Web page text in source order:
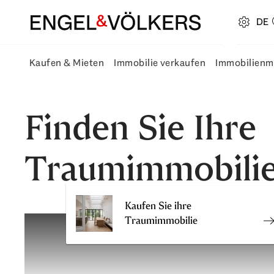
open navigation
Kaufen & Mieten Kaufen & Mieten Untermenü Fly-Out öffnen
Immobilie verkaufen Immobilie
DE
Finden Sie Ihre
Kaufen Sie ihre
Traumimmobilie